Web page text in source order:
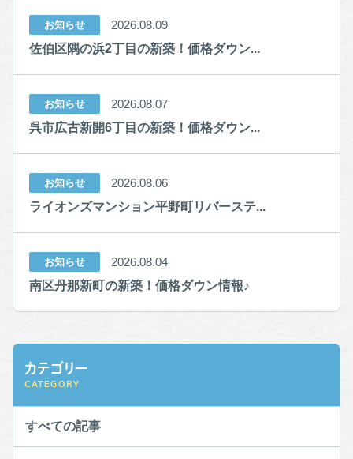
お知らせ
2026.08.09
佐伯区隅の浜2丁目の新築！価格ダウン...
お知らせ
2026.08.07
呉市広古新開6丁目の新築！価格ダウン...
お知らせ
2026.08.06
ライオンズマンション平野町リバーステ...
お知らせ
2026.08.04
南区丹那新町の新築！価格ダウン情報♪
カテゴリー
CATEGORY
すべての記事